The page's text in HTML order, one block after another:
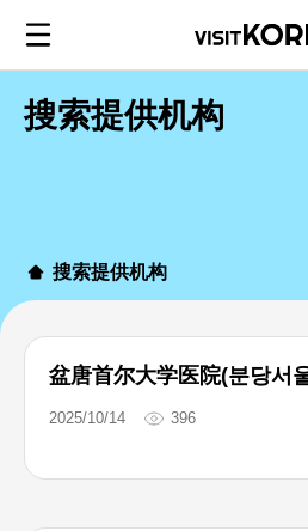
搜索提供机构
搜索提供机构
盆唐首尔大学医院(분당서
2025/10/14 396